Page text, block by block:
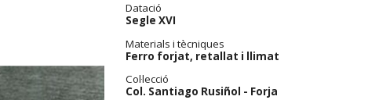
Datació
Segle XVI
Materials i tècniques
Ferro forjat, retallat i llimat
Col·lecció
Col. Santiago Rusiñol - Forja